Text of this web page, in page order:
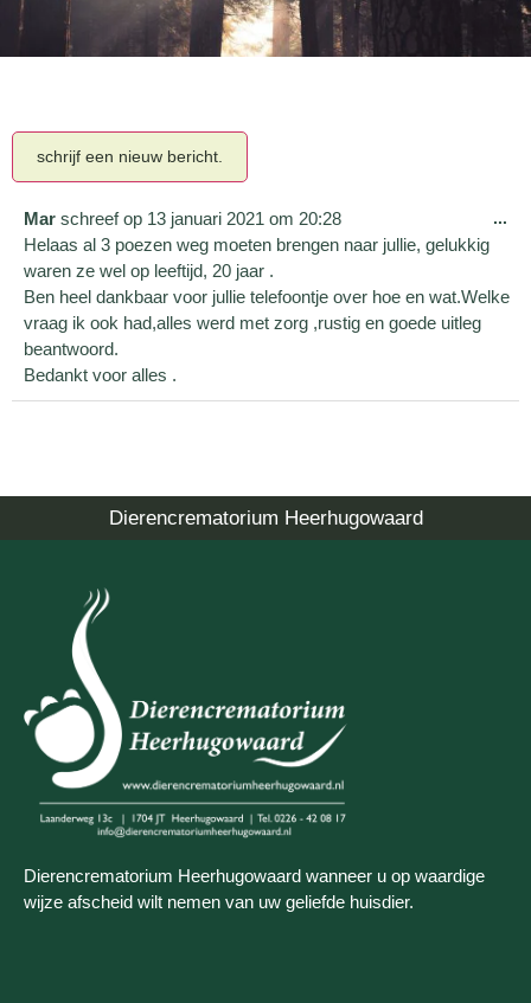
Mar schreef op 13 januari 2021 om 20:28
Helaas al 3 poezen weg moeten brengen naar jullie, gelukkig
waren ze wel op leeftijd, 20 jaar .
Ben heel dankbaar voor jullie telefoontje over hoe en wat.Welke
vraag ik ook had,alles werd met zorg ,rustig en goede uitleg
beantwoord.
Bedankt voor alles .
...
Dierencrematorium Heerhugowaard
Dierencrematorium Heerhugowaard wanneer u op waardige
wijze afscheid wilt nemen van uw geliefde huisdier.